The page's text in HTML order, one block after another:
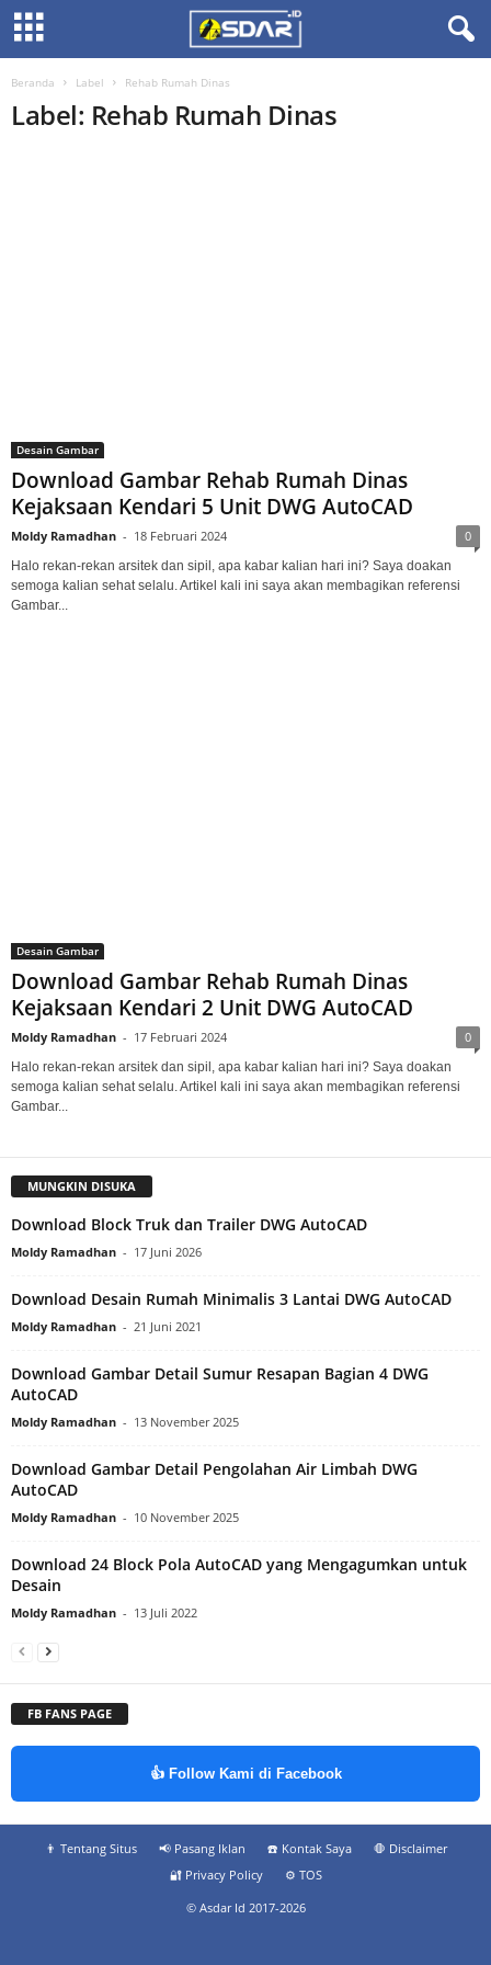
Beranda Label Rehab Rumah Dinas
Label: Rehab Rumah Dinas
Desain Gambar
Download Gambar Rehab Rumah Dinas
Kejaksaan Kendari 5 Unit DWG AutoCAD
Moldy Ramadhan - 18 Februari 2024 0
Halo rekan-rekan arsitek dan sipil, apa kabar kalian hari ini? Saya doakan
semoga kalian sehat selalu. Artikel kali ini saya akan membagikan referensi
Gambar...
Desain Gambar
Download Gambar Rehab Rumah Dinas
Kejaksaan Kendari 2 Unit DWG AutoCAD
Moldy Ramadhan - 17 Februari 2024 0
Halo rekan-rekan arsitek dan sipil, apa kabar kalian hari ini? Saya doakan
semoga kalian sehat selalu. Artikel kali ini saya akan membagikan referensi
Gambar...
MUNGKIN DISUKA
Download Block Truk dan Trailer DWG AutoCAD
Moldy Ramadhan - 17 Juni 2026
Download Desain Rumah Minimalis 3 Lantai DWG AutoCAD
Moldy Ramadhan - 21 Juni 2021
Download Gambar Detail Sumur Resapan Bagian 4 DWG
AutoCAD
Moldy Ramadhan - 13 November 2025
Download Gambar Detail Pengolahan Air Limbah DWG
AutoCAD
Moldy Ramadhan - 10 November 2025
Download 24 Block Pola AutoCAD yang Mengagumkan untuk
Desain
Moldy Ramadhan - 13 Juli 2022
FB FANS PAGE
👍 Follow Kami di Facebook
👨‍ Tentang Situs 📢 Pasang Iklan ☎️ Kontak Saya
🛑 Disclaimer
🔐 Privacy Policy
⚙️ TOS
© Asdar Id 2017-2026